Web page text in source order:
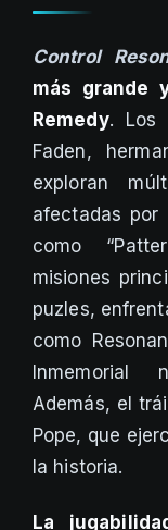
Control
más grande
Remedy. Los
Faden,
exploran
afectadas por
como
misiones
puzles,
como
Inmemorial
Además, el
Pope, que
la historia.
La